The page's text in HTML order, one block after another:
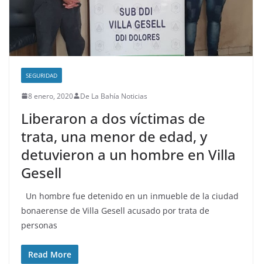
SEGURIDAD
8 enero, 2020 De La Bahía Noticias
Liberaron a dos víctimas de
trata, una menor de edad, y
detuvieron a un hombre en Villa
Gesell
Un hombre fue detenido en un inmueble de la ciudad
bonaerense de Villa Gesell acusado por trata de
personas
Read More